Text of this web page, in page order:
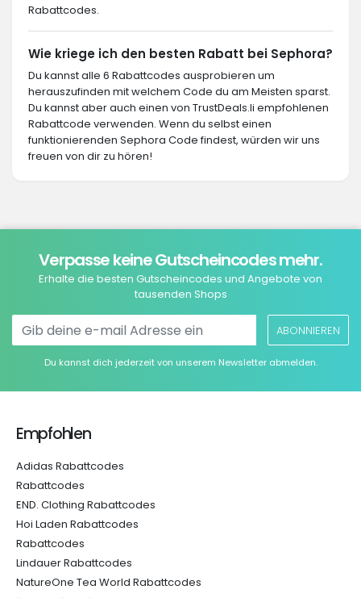
Rabattcodes.
Wie kriege ich den besten Rabatt bei Sephora?
Du kannst alle 6 Rabattcodes ausprobieren um
herauszufinden mit welchem Code du am Meisten sparst.
Du kannst aber auch einen von TrustDeals.li empfohlenen
Rabattcode verwenden. Wenn du selbst einen
funktionierenden Sephora Code findest, würden wir uns
freuen von dir zu hören!
Verpasse keine Gutscheincodes mehr.
Erhalte die besten Gutscheincodes und Angebote von
tausenden Shops
ABONNIEREN
Du kannst dich jederzeit von unserem Newsletter abmelden.
Empfohlen
Adidas Rabattcodes
Rabattcodes
END. Clothing Rabattcodes
Hoi Laden Rabattcodes
Rabattcodes
Lindauer Rabattcodes
NatureOne Tea World Rabattcodes